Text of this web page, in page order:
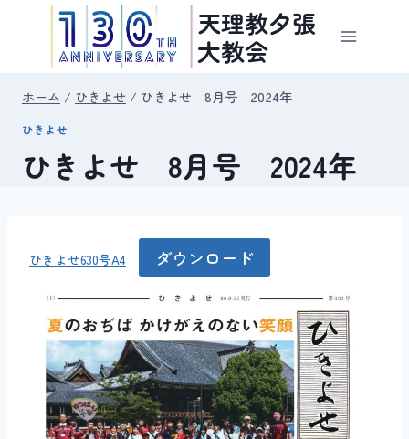
天理教夕張
大教会
ホーム / ひきよせ / ひきよせ 8月号 2024年
ひきよせ
ひきよせ 8月号 2024年
ひきよせ630号A4 ダウンロード